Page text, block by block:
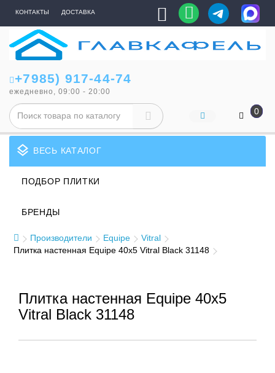
КОНТАКТЫ ДОСТАВКА
+7985) 917-44-74
ежедневно, 09:00 - 20:00
0
layers ВЕСЬ КАТАЛОГ
ПОДБОР ПЛИТКИ
БРЕНДЫ
Производители Equipe
Vitral
Плитка настенная Equipe 40x5 Vitral Black 31148
Плитка настенная Equipe 40x5
Vitral Black 31148